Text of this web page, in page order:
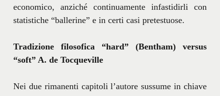
economico, anziché continuamente infastidirli con
statistiche “ballerine” e in certi casi pretestuose.
Tradizione filosofica “hard” (Bentham) versus
“soft” A. de Tocqueville
Nei due rimanenti capitoli l’autore sussume in chiave